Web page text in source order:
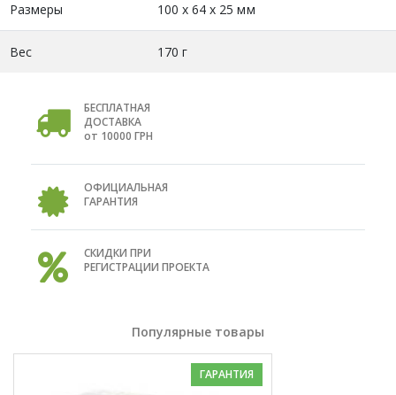
Размеры 100 х 64 х 25 мм
Вес 170 г
БЕСПЛАТНАЯ
ДОСТАВКА
от 10000 ГРН
ОФИЦИАЛЬНАЯ
ГАРАНТИЯ
СКИДКИ ПРИ
РЕГИСТРАЦИИ ПРОЕКТА
Популярные товары
ГАРАНТИЯ